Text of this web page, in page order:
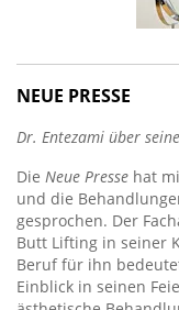
NEUE PRESSE
Dr. Entezami über
Die Neue Presse hat
und die
gesprochen. Der
Butt Lifting in seiner
Beruf für ihn
Einblick in seinen